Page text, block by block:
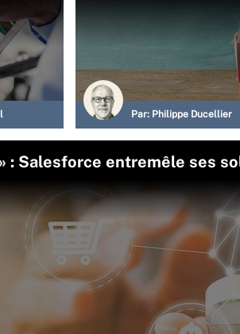
Par: Philippe Ducellier
: Salesforce entremêle ses